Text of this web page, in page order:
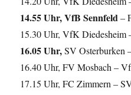
14.55 Uhr, VfB Sennfeld–
15.30 Uhr, VfK Diedesheim
16.05 Uhr,SV Osterburken
16.40 Uhr, FV Mosbach –
17.15 Uhr, FC Zimmern –